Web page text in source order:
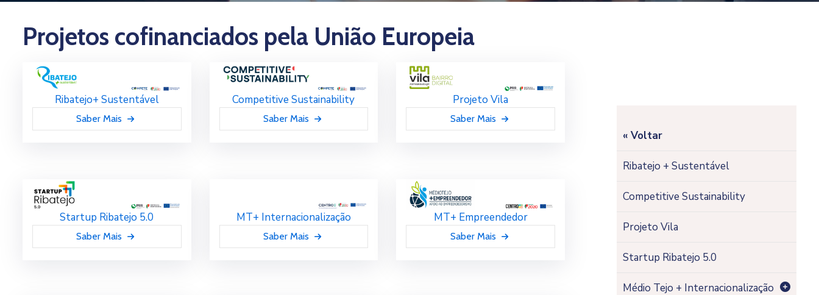
Projetos cofinanciados pela União Europeia
Ribatejo+ Sustentável
Saber Mais
Competitive Sustainability
Saber Mais
Projeto Vila
Saber Mais
Startup Ribatejo 5.0
Saber Mais
MT+ Internacionalização
Saber Mais
MT+ Empreendedor
Saber Mais
« Voltar
Ribatejo + Sustentável
Competitive Sustainability
Projeto Vila
Startup Ribatejo 5.0
Médio Tejo + Internacionalização